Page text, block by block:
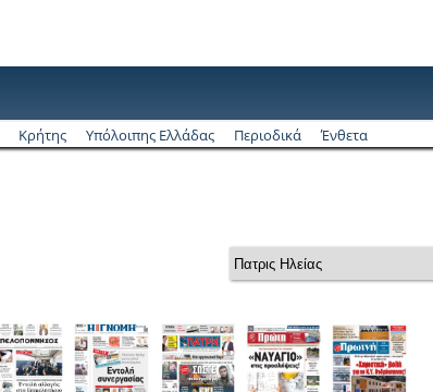
Κρήτης Υπόλοιπης Ελλάδας Περιοδικά Ένθετα